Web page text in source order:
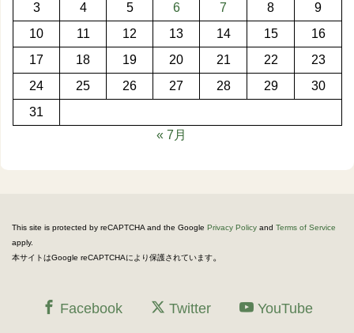
3
4 5 6 7 8
9
10
11 12 13 14 15
16
17
18 19 20 21 22
23
24
25 26 27 28 29
30
31
« 7月
This site is protected by reCAPTCHA and the Google Privacy Policy and Terms of Service
apply.
本サイトはGoogle reCAPTCHAにより保護されています。
Facebook Twitter YouTube